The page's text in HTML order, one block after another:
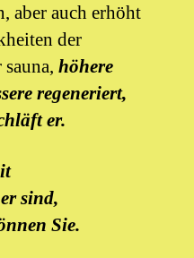
aber auch erhöht
der
höhere
regeneriert,
er.
sind,
Sie.